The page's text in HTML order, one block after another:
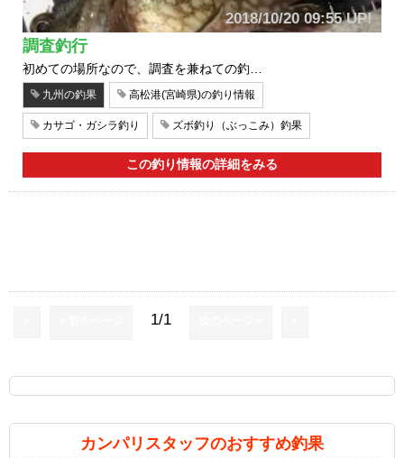
2018/10/20 09:55 UP!
調査釣行
初めての場所なので、調査を兼ねての釣…
九州の釣果 高松港(宮崎県)の釣り情報
カサゴ・ガシラ釣り ズボ釣り（ぶっこみ）釣果
この釣り情報の詳細をみる
1/1
カンパリスタッフのおすすめ釣果